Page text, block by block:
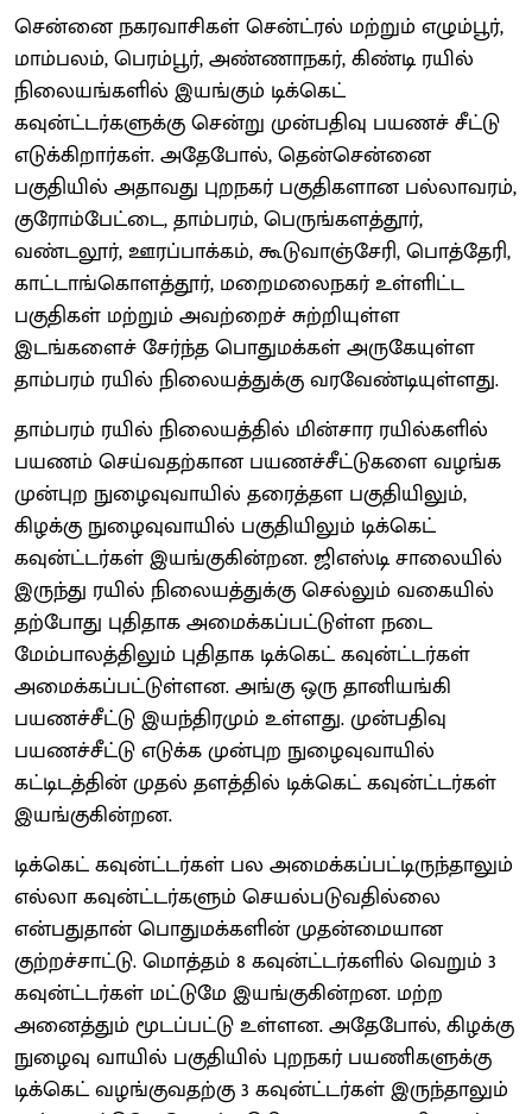
சென்னை நகரவாசிகள் சென்ட்ரல் மற்றும் எழும்பூர்,
மாம்பலம், பெரம்பூர், அண்ணாநகர், கிண்டி ரயில்
நிலையங்களில் இயங்கும் டிக்கெட்
கவுன்ட்டர்களுக்கு சென்று முன்பதிவு பயணச் சீட்டு
எடுக்கிறார்கள். அதேபோல், தென்சென்னை
பகுதியில் அதாவது புறநகர் பகுதிகளான பல்லாவரம்,
குரோம்பேட்டை, தாம்பரம், பெருங்களத்தூர்,
வண்டலூர், ஊரப்பாக்கம், கூடுவாஞ்சேரி, பொத்தேரி,
காட்டாங்கொளத்தூர், மறைமலைநகர் உள்ளிட்ட
பகுதிகள் மற்றும் அவற்றைச் சுற்றியுள்ள
இடங்களைச் சேர்ந்த பொதுமக்கள் அருகேயுள்ள
தாம்பரம் ரயில் நிலையத்துக்கு வரவேண்டியுள்ளது.
தாம்பரம் ரயில் நிலையத்தில் மின்சார ரயில்களில்
பயணம் செய்வதற்கான பயணச்சீட்டுகளை வழங்க
முன்புற நுழைவுவாயில் தரைத்தள பகுதியிலும்,
கிழக்கு நுழைவுவாயில் பகுதியிலும் டிக்கெட்
கவுன்ட்டர்கள் இயங்குகின்றன. ஜிஎஸ்டி சாலையில்
இருந்து ரயில் நிலையத்துக்கு செல்லும் வகையில்
தற்போது புதிதாக அமைக்கப்பட்டுள்ள நடை
மேம்பாலத்திலும் புதிதாக டிக்கெட் கவுன்ட்டர்கள்
அமைக்கப்பட்டுள்ளன. அங்கு ஒரு தானியங்கி
பயணச்சீட்டு இயந்திரமும் உள்ளது. முன்பதிவு
பயணச்சீட்டு எடுக்க முன்புற நுழைவுவாயில்
கட்டிடத்தின் முதல் தளத்தில் டிக்கெட் கவுன்ட்டர்கள்
இயங்குகின்றன.
டிக்கெட் கவுன்ட்டர்கள் பல அமைக்கப்பட்டிருந்தாலும்
எல்லா கவுன்ட்டர்களும் செயல்படுவதில்லை
என்பதுதான் பொதுமக்களின் முதன்மையான
குற்றச்சாட்டு. மொத்தம் 8 கவுன்ட்டர்களில் வெறும் 3
கவுன்ட்டர்கள் மட்டுமே இயங்குகின்றன. மற்ற
அனைத்தும் மூடப்பட்டு உள்ளன. அதேபோல், கிழக்கு
நுழைவு வாயில் பகுதியில் புறநகர் பயணிகளுக்கு
டிக்கெட் வழங்குவதற்கு 3 கவுன்ட்டர்கள் இருந்தாலும்